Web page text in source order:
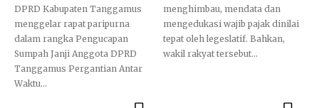
DPRD Kabupaten Tanggamus
menggelar rapat paripurna
dalam rangka Pengucapan
Sumpah Janji Anggota DPRD
Tanggamus Pergantian Antar
Waktu...
menghimbau, mendata dan
mengedukasi wajib pajak dinilai
tepat oleh legeslatif. Bahkan,
wakil rakyat tersebut...